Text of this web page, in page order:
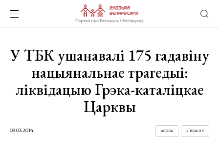
У ТБК ушанавалі 175 гадавіну
нацыянальнае трагедыі:
ліквідацыю Грэка-каталіцкае
Царквы
03.03.2014 У КРАІНЕ
АСОБА